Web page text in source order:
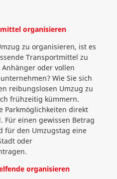
organisieren
zu organisieren, ist es
Transportmittel zu
oder vollen
Wie Sie sich
reibungslosen Umzug zu
frühzeitig kümmern.
Parkmöglichkeiten direkt
Für einen gewissen Betrag
für den Umzugstag eine
oder
organisieren